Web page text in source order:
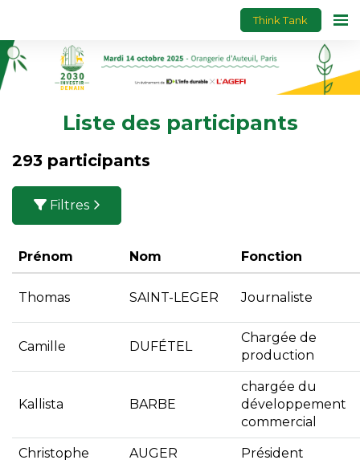
Think Tank
Liste des participants
293 participants
Filtres
Prénom Nom Fonction
Thomas SAINT-LEGER Journaliste
Camille DUFÉTEL
Chargée de
production
Kallista BARBE
chargée du
développement
commercial
Christophe AUGER Président